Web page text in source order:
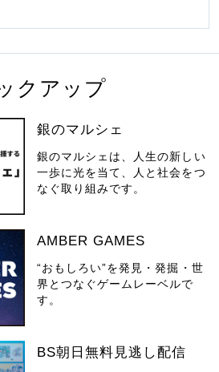
クアップ
銀のマルシェ
銀のマルシェは、人生の新しい
一歩に光を当て、人と社会をつ
なぐ取り組みです。
AMBER GAMES
“おもしろい”を発見・発掘・世
界とつなぐゲームレーベルで
す。
BS朝日無料見逃し配信